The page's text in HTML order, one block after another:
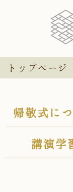
トップページ
帰敬式に
講演学